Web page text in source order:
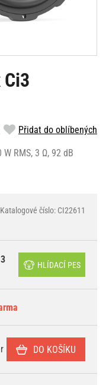
Přidat do oblíbených
RMS, 3 Ω, 92 dB
Katalogové číslo: CI22611
HLÍDACÍ PES
DO KOŠÍKU